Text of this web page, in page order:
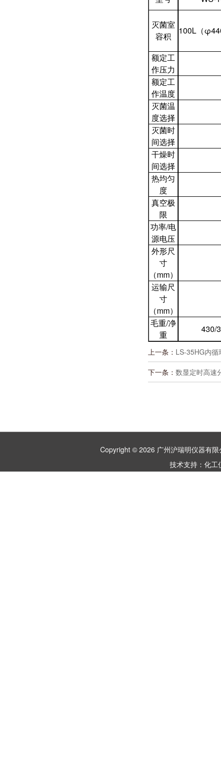
灭菌室
容积
100L（
额定工
作压力
额定工
作温度
灭菌温
度选择
灭菌时
间选择
干燥时
间选择
热均匀
度
真空极
限
功率/电
源电压
外形尺
寸
（mm）
运输尺
寸
（mm）
毛重/净
重
430/
上一条： LS-35HG内
下一条： 数显定时高速
Copyright © 2026 广州沪瑞明仪器有
技术支持： 化工